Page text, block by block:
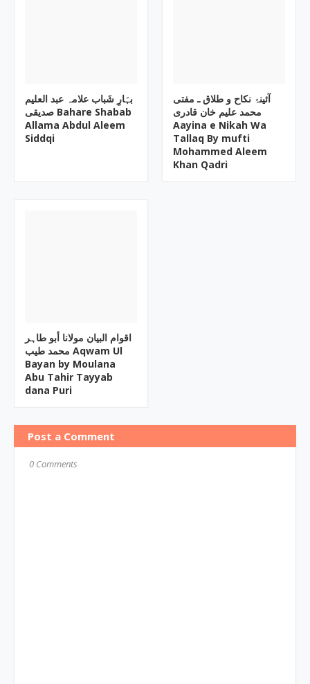
بہَارِ شَباب علامہ عبد العلیم
صدیقی Bahare Shabab
Allama Abdul Aleem
Siddqi
آئینۂ نکاح و طلاق ـ مفتی
محمد علیم خان قادری
Aayina e Nikah Wa
Tallaq By mufti
Mohammed Aleem
Khan Qadri
اقوام البیان مولانا أبو طاہر
محمد طیب Aqwam Ul
Bayan by Moulana
Abu Tahir Tayyab
dana Puri
Post a Comment
0 Comments